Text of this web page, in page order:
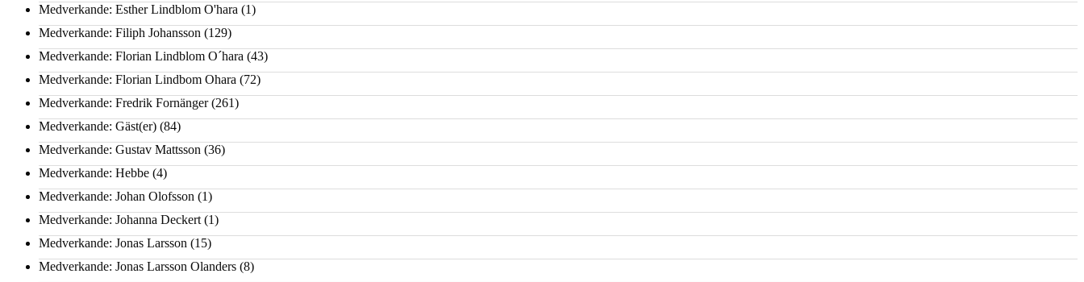
Medverkande: Esther Lindblom O'hara (1)
Medverkande: Filiph Johansson (129)
Medverkande: Florian Lindblom O´hara (43)
Medverkande: Florian Lindbom Ohara (72)
Medverkande: Fredrik Fornänger(261)
Medverkande: Gäst(er) (84)
Medverkande: Gustav Mattsson (36)
Medverkande: Hebbe (4)
Medverkande: Johan Olofsson (1)
Medverkande: Johanna Deckert (1)
Medverkande: Jonas Larsson (15)
Medverkande: Jonas Larsson Olanders (8)